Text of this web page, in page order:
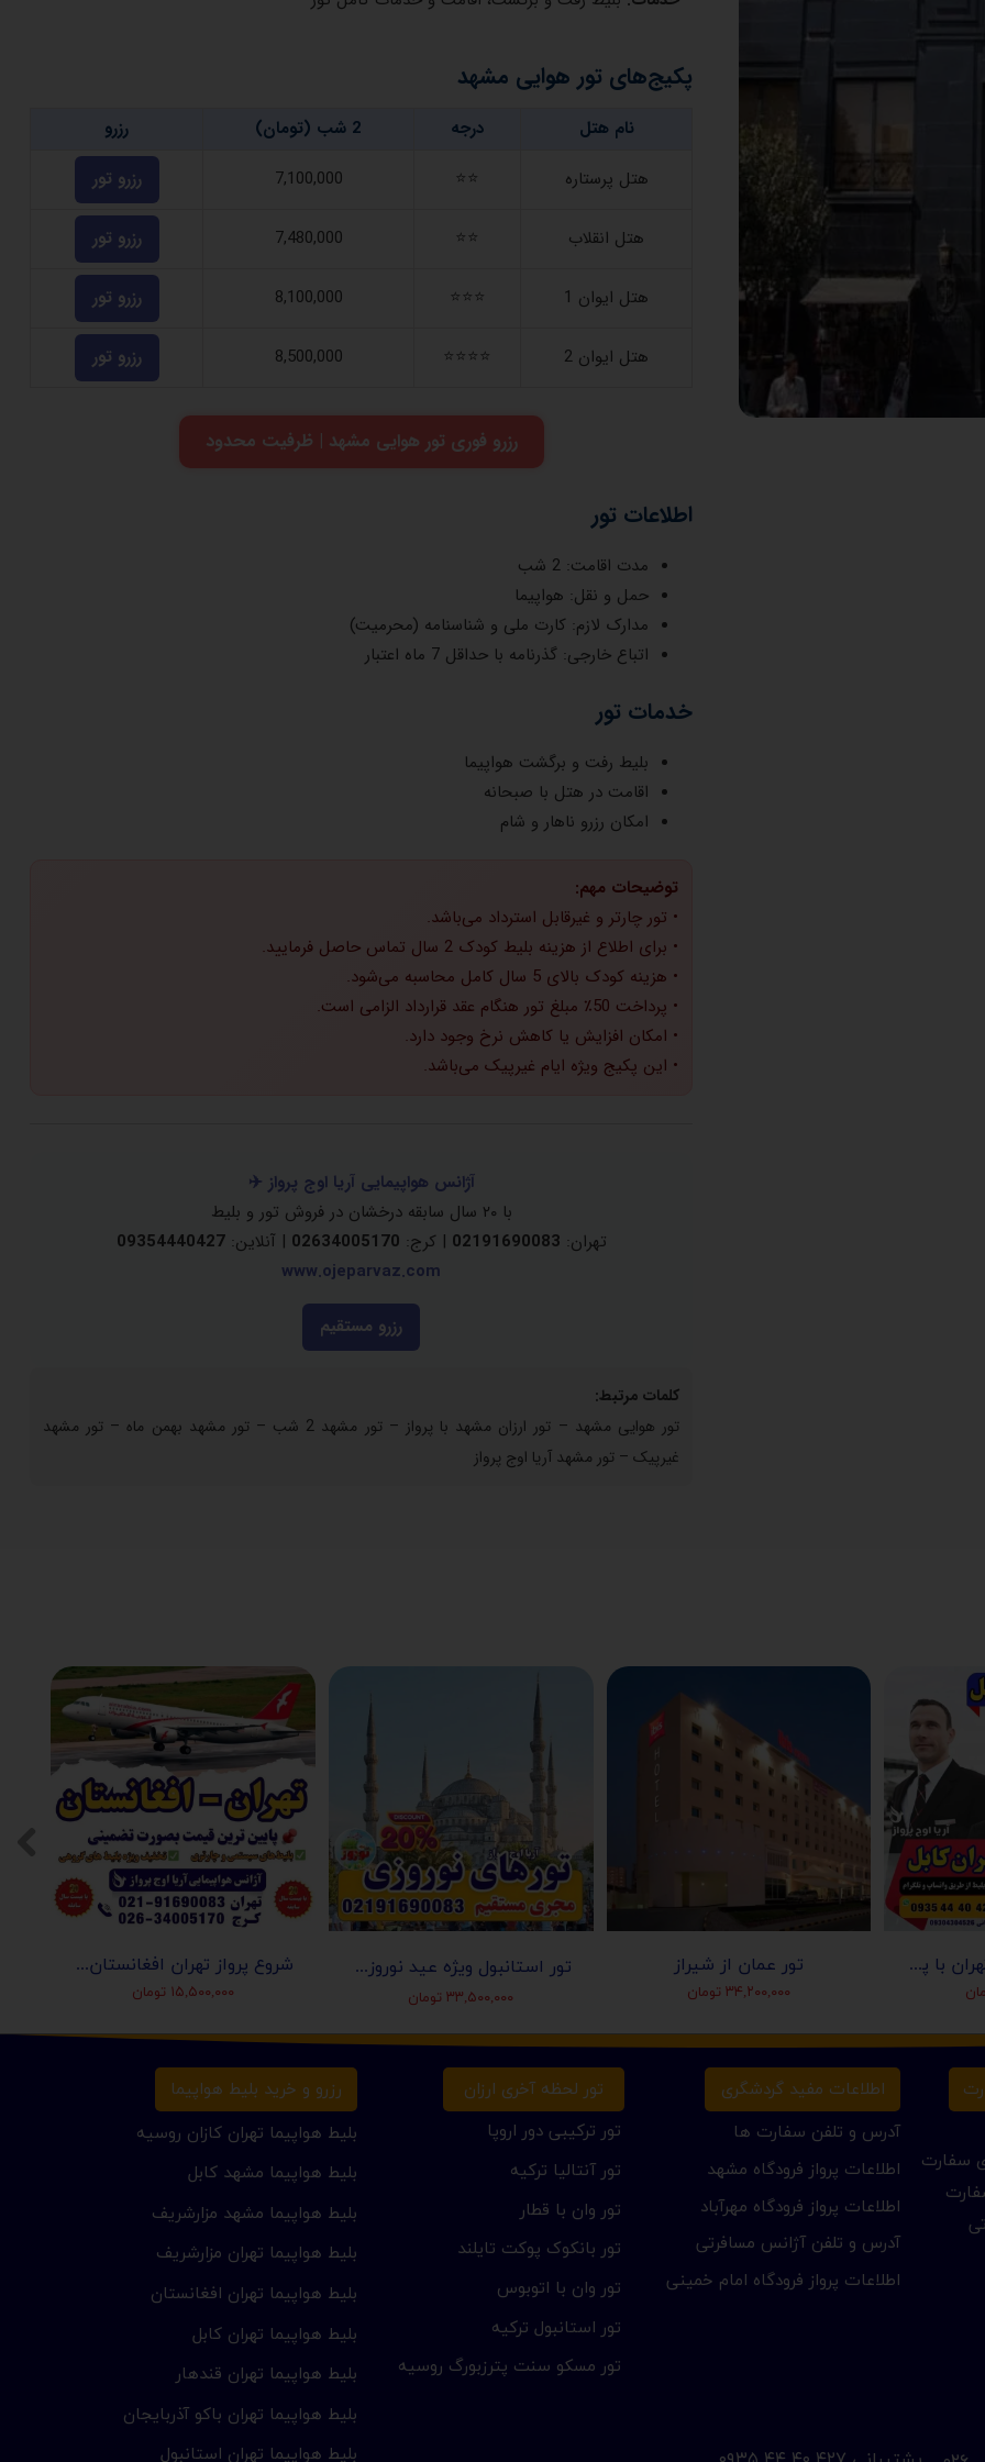
پکیج‌های تور هوایی مشهد
نام هتل درجه 2 شب (تومان)
رزرو
هتل پرستاره
⭐⭐
7,100,000 رزرو تور
هتل انقلاب ⭐⭐
7,480,000 رزرو تور
هتل ایوان 1 ⭐⭐⭐
8,100,000 رزرو تور
هتل ایوان 2 ⭐⭐⭐⭐
8,500,000 رزرو تور
رزرو فوری تور هوایی مشهد | ظرفیت محدود
اطلاعات تور
مدت اقامت: 2 شب
حمل و نقل: هواپیما
مدارک لازم: کارت ملی و شناسنامه (محرمیت)
اتباع خارجی: گذرنامه با حداقل 7 ماه اعتبار
خدمات تور
بلیط رفت و برگشت هواپیما
اقامت در هتل با صبحانه
امکان رزرو ناهار و شام
توضیحات مهم:
• تور چارتر و غیرقابل استرداد می‌باشد.
• برای اطلاع از هزینه بلیط کودک 2 سال تماس حاصل فرمایید.
• هزینه کودک بالای 5 سال کامل محاسبه می‌شود.
• پرداخت 50٪ مبلغ تور هنگام عقد قرارداد الزامی است.
• امکان افزایش یا کاهش نرخ وجود دارد.
• این پکیج ویژه ایام غیرپیک می‌باشد.
آژانس هواپیمایی آریا اوج پرواز ✈️
با ۲۰ سال سابقه درخشان در فروش تور و بلیط
تهران: 02191690083 | کرج: 02634005170 | آنلاین:09354440427
www.ojeparvaz.com
رزرو مستقیم
کلمات مرتبط:
تور هوایی مشهد – تور ارزان مشهد با پرواز – تور مشهد 2 شب – تور مشهد بهمن ماه – تور مشهد
غیرپیک – تور مشهد آریا اوج پرواز
شروع پرواز تهران افغانستان (کابل-مزارشریف-هرات-قندهار)
۱۵,۵۰۰,۰۰۰ تومان
تور استانبول ویژه عید نوروز 1405 | مجری مستقیم ✈️
۳۳,۵۰۰,۰۰۰ تومان
تور عمان از شیراز
۳۴,۲۰۰,۰۰۰ تومان
بلیط افغانستان از تهران با پرواز آریانا افغان
تور ترکیبی دور اروپا
بلیط هواپیما تهران کابل
بلیط هواپیما تهران مزارشریف
بلیط هواپیما مشهد کابل
بلیط هواپیما تهران قندهار
بلیط هواپیما تهران افغانستان
بلیط هواپیما مشهد مزارشریف
سفارت
اطلاعات پرواز فرودگاه امام خمینی
بلیط هواپیما تهران باکو آذربایجان
بلیط هواپیما تهران استانبول
بلیط هواپیما تهران کازان روسیه
تور آنتالیا ترکیه
تور استانبول ترکیه
تور مسکو سنت پترزبورگ روسیه
تور وان با قطار
تور بانکوک پوکت تایلند
تور وان با اتوبوس
رزرو و خرید بلیط هواپیما تور لحظه آخری ارزان
اطلاعات پرواز فرودگاه مهرآباد
اطلاعات پرواز فرودگاه مشهد
آدرس و تلفن سفارت ها
آدرس و تلفن آژانس مسافرتی
اطلاعات مفید گردشگری